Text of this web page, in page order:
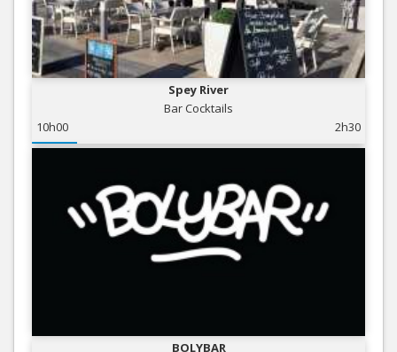
Spey River
Bar Cocktails
10h00
2h30
BOLYBAR